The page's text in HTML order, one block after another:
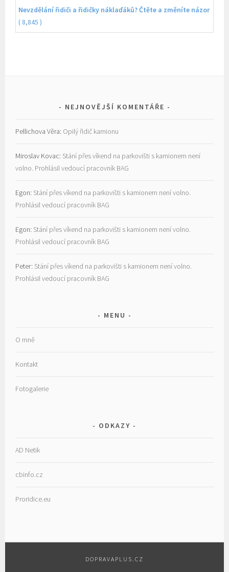
Nevzdělání řidiči a řidičky náklaďáků? Čtěte a změníte názor
( 8,845 )
NEJNOVĚJŠÍ KOMENTÁŘE
Pellichova Věra: Opilý řidič kamionu
Miroslav Kovac: Stání přes víkend na parkovišti s kamionem není
volno. Prohlásil vedoucí pracovník BAG
Egon: Stání přes víkend na parkovišti s kamionem není volno.
Prohlásil vedoucí pracovník BAG
Egon: Stání přes víkend na parkovišti s kamionem není volno.
Prohlásil vedoucí pracovník BAG
Peter: Stání přes víkend na parkovišti s kamionem není volno.
Prohlásil vedoucí pracovník BAG
MENU
O mně
Kontakt
Fotogalerie
ODKAZY
AD Netik
cbinfo.cz
Proridice.eu
DOPRAVAPLUS.CZ